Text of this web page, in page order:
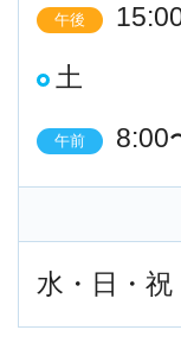
午後
土
午前 8:00
水・日・祝